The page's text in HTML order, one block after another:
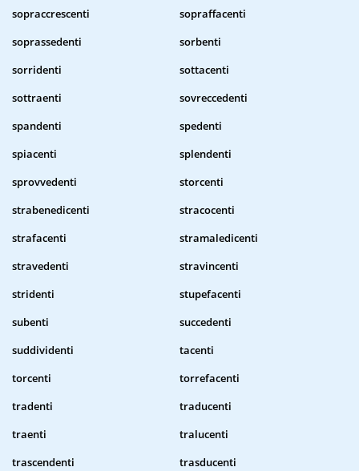
sopraccrescenti
sopraffacenti
soprassedenti
sorbenti
sorridenti
sottacenti
sottraenti
sovreccedenti
spandenti
spedenti
spiacenti
splendenti
sprovvedenti
storcenti
strabenedicenti
stracocenti
strafacenti
stramaledicenti
stravedenti
stravincenti
stridenti
stupefacenti
subenti
succedenti
suddividenti
tacenti
torcenti
torrefacenti
tradenti
traducenti
traenti
tralucenti
trascendenti
trasducenti